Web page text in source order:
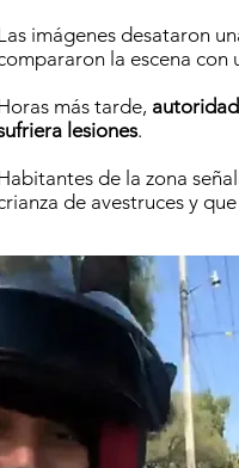
imágenes desataron
la escena con
más tarde,
lesiones.
de la zona
de avestruces y